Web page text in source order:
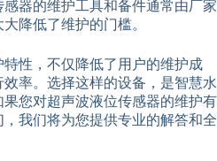
器的维护工具和备件通常由厂家
降低了维护的门槛。
性，不仅降低了用户的维护成
率。选择这样的设备，是智慧水
您对超声波液位传感器的维护有
我们将为您提供专业的解答和全